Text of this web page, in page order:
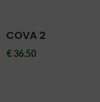
COVA 2
€ 36.50